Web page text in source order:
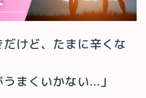
だけど、たまに辛くな
まくいかない...」